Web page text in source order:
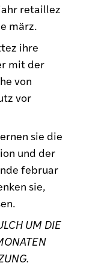
retaillez
märz.
ihre
mit der
von
vor
sie die
und der
februar
sie,
UM DIE